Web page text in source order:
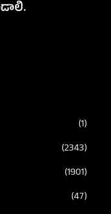
(1)
(2343)
(1901)
(47)